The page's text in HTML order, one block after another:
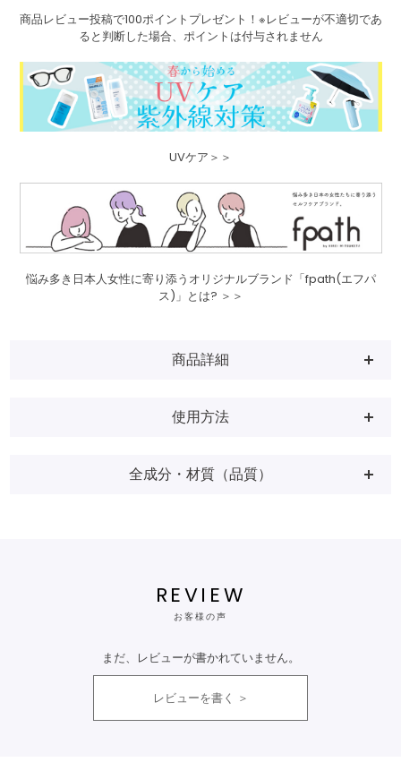
商品レビュー投稿で100ポイントプレゼント！※レビューが不適切であ
ると判断した場合、ポイントは付与されません
UVケア＞＞
悩み多き日本人女性に寄り添うオリジナルブランド「fpath(エフパ
ス)」とは? ＞＞
商品詳細
使用方法
全成分・材質（品質）
REVIEW
お客様の声
まだ、レビューが書かれていません。
レビューを書く